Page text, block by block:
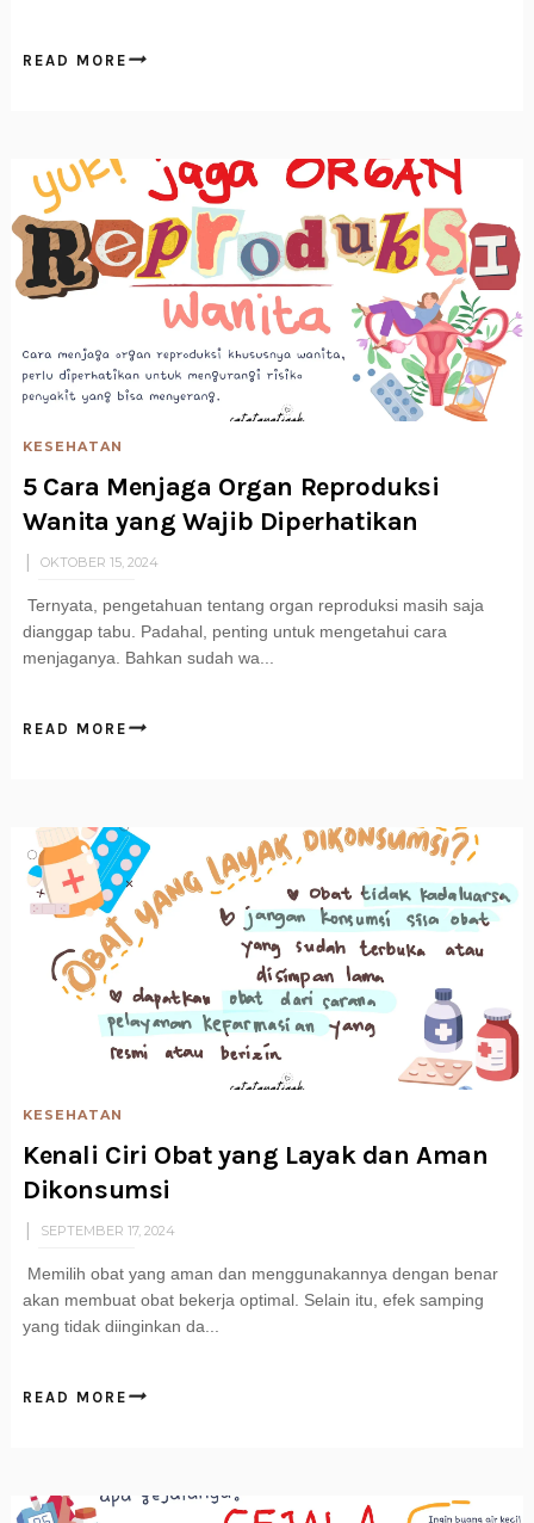
READ MORE
KESEHATAN
5 Cara Menjaga Organ Reproduksi
Wanita yang Wajib Diperhatikan
OKTOBER 15, 2024
Ternyata, pengetahuan tentang organ reproduksi masih saja
dianggap tabu. Padahal, penting untuk mengetahui cara
menjaganya. Bahkan sudah wa...
READ MORE
KESEHATAN
Kenali Ciri Obat yang Layak dan Aman
Dikonsumsi
SEPTEMBER 17, 2024
Memilih obat yang aman dan menggunakannya dengan benar
akan membuat obat bekerja optimal. Selain itu, efek samping
yang tidak diinginkan da...
READ MORE